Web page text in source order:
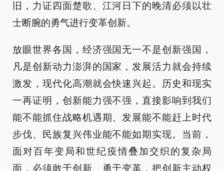
旧，力证四面楚歌、江河日下的晚清必须以壮
士断腕的勇气进行变革创新。
放眼世界各国，经济强国无一不是创新强国，
凡是创新动力澎湃的国家，发展活力就会持续
激发，现代化高潮就会快速兴起。历史和现实
一再证明，创新能力强不强，直接影响到我们
能不能抓住战略机遇期、发展能不能赶上时代
步伐、民族复兴伟业能不能如期实现。当前，
面对百年变局和世纪疫情叠加交织的复杂局
面，必须敢于创新、勇于变革，把创新主动权